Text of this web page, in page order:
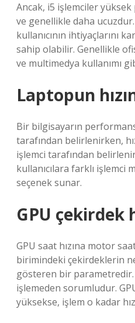
Ancak, i5 işlemciler
ve genellikle daha
kullanıcının ihtiyaçlarını
sahip olabilir. Genellikle
ve multimedya kullanımı
Laptopun
Bir bilgisayarın
tarafından belirlenirken,
işlemci tarafından
kullanıcılara farklı işlemci
seçenek sunar.
GPU çekirdek
GPU saat hızına motor
birimindeki çekirdeklerin
gösteren bir
işlemeden sorumludur.
yüksekse, işlem o kadar